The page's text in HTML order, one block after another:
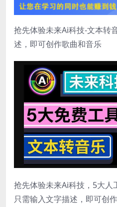
抢先体验未来Ai科技-文本转
述，即可创作歌曲和音乐
抢先体验未来Ai科技，5大人
只需输入文字描述，即可创